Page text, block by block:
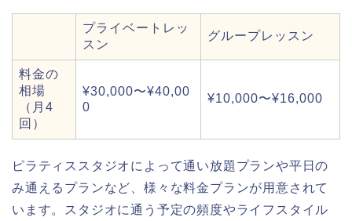
プライベートレッ
スン
グループレッスン
料金の
相場
（月4
回）
¥30,000〜¥40,00
0
¥10,000〜¥16,000
ピラティススタジオによって通い放題プランや平日の
み通えるプランなど、様々な料金プランが用意されて
います。スタジオに通う予定の頻度やライフスタイル